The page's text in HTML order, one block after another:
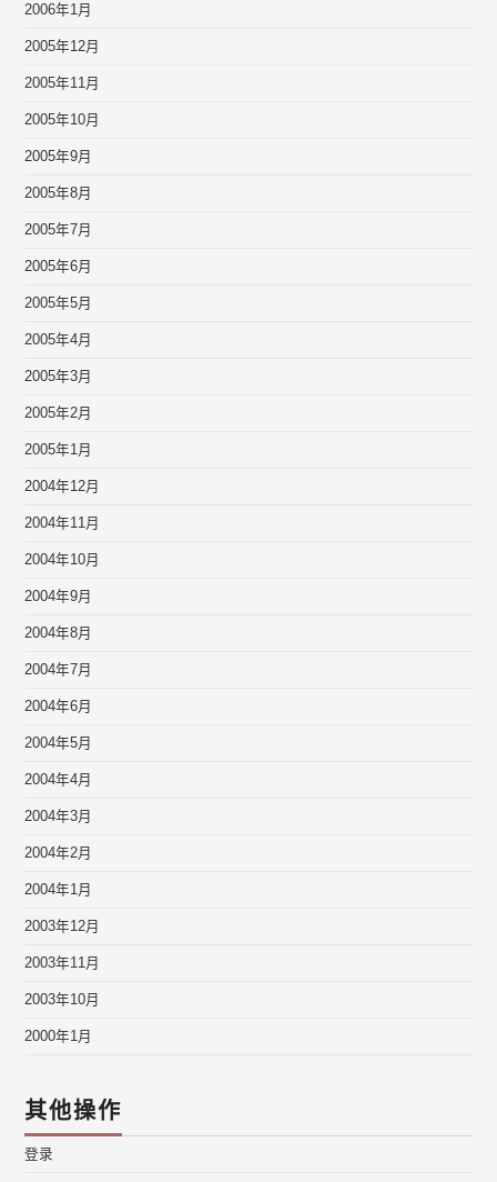
2006年1月
2005年12月
2005年11月
2005年10月
2005年9月
2005年8月
2005年7月
2005年6月
2005年5月
2005年4月
2005年3月
2005年2月
2005年1月
2004年12月
2004年11月
2004年10月
2004年9月
2004年8月
2004年7月
2004年6月
2004年5月
2004年4月
2004年3月
2004年2月
2004年1月
2003年12月
2003年11月
2003年10月
2000年1月
其他操作
登录